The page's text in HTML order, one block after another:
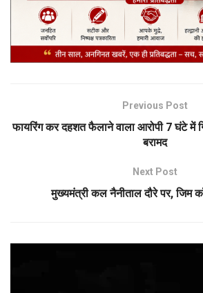
Previous Post
फायरिंग कर दहशत फैलाने वाला आरोपी 7 घंटे में
बरामद
Next Post
मुख्यमंत्री कल नैनीताल दौरे पर, जिम